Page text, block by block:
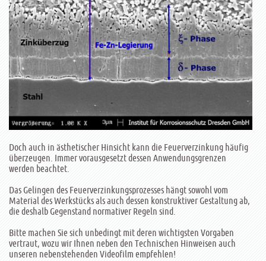
Doch auch in ästhetischer Hinsicht kann die Feuerverzinkung häufig
überzeugen. Immer vorausgesetzt dessen Anwendungsgrenzen
werden beachtet.
Das Gelingen des Feuerverzinkungsprozesses hängt sowohl vom
Material des Werkstücks als auch dessen konstruktiver Gestaltung ab,
die deshalb Gegenstand normativer Regeln sind.
Bitte machen Sie sich unbedingt mit deren wichtigsten Vorgaben
vertraut, wozu wir Ihnen neben den Technischen Hinweisen auch
unseren nebenstehenden Videofilm empfehlen!